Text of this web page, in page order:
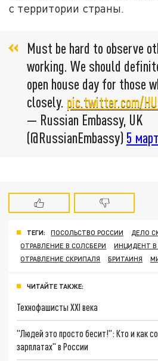
с территории страны.
Must be hard to observe
working. We should
open house day for those
closely. pic.twitter.com/
— Russian Embassy, UK
(@RussianEmbassy) 5
ТЕГИ: ПОСОЛЬСТВО РОССИИ
ДЕЛО
ОТРАВЛЕНИЕ В СОЛСБЕРИ
ИНЦИДЕНТ В
ОТРАВЛЕНИЕ СКРИПАЛЯ
БРИТАИНЯ
ЧИТАЙТЕ ТАКЖЕ:
Технофашисты XXI века
"Людей это просто бесит!": Кто и как
зарплатах" в России